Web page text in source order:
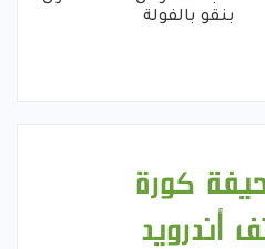
بنقو بالفولة